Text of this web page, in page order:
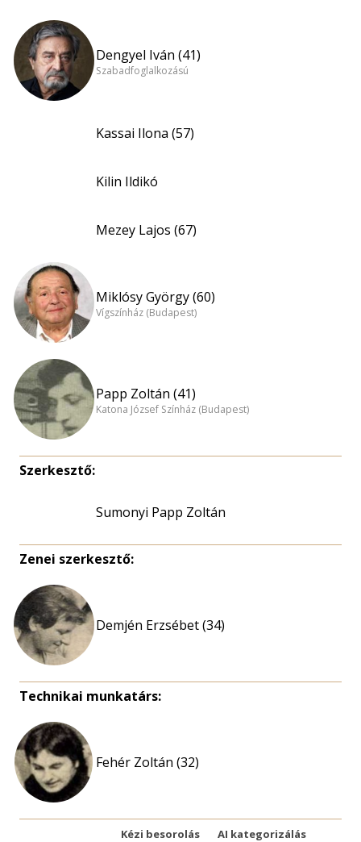
Dengyel Iván (41)
Szabadfoglalkozású
Kassai Ilona (57)
Kilin Ildikó
Mezey Lajos (67)
Miklósy György (60)
Vígszínház (Budapest)
Papp Zoltán (41)
Katona József Színház (Budapest)
Szerkesztő:
Sumonyi Papp Zoltán
Zenei szerkesztő:
Demjén Erzsébet (34)
Technikai munkatárs:
Fehér Zoltán (32)
Kézi besorolás AI kategorizálás